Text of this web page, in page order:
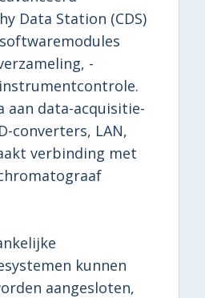
Data Station (CDS)
-
aan data-acquisitie-
converters, LAN,
verbinding met
kunnen
aangesloten,